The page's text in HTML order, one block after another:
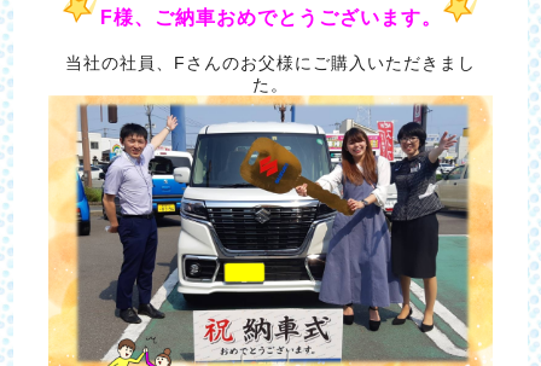
F様、ご納車おめでとうございます。
当社の社員、Fさんのお父様にご購入いただきまし
た。